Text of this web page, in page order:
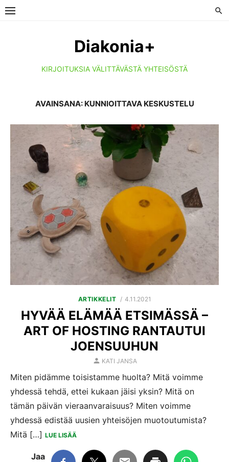
Skip
Diakonia+
KIRJOITUKSIA VÄLITTÄVÄSTÄ YHTEISÖSTÄ
AVAINSANA: KUNNIOITTAVA KESKUSTELU
ARTIKKELIT
POSTED
4.11.2021
HYVÄÄ ELÄMÄÄ ETSIMÄSSÄ –
ART OF HOSTING RANTAUTUI
JOENSUUHUN
AUTHOR
KATI JANSA
Miten pidämme toisistamme huolta? Mitä voimme
yhdessä tehdä, ettei kukaan jäisi yksin? Mitä on
tämän päivän vieraanvaraisuus? Miten voimme
yhdessä edistää uusien yhteisöjen muotoutumista?
Mitä […] LUE LISÄÄ
Jaa